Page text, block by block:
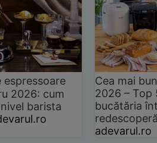
espressoare
2026: cum
barista
Cea mai
2026 –
bucătăria
adevarul.ro